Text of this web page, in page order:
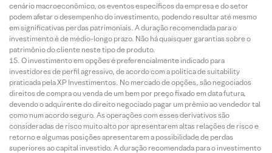
cenário macroeconômico, os eventos específicos da empresa e do setor
podem afetar o desempenho do investimento, podendo resultar até mesmo
em significativas perdas patrimoniais. A duração recomendada para o
investimento é de médio-longo prazo. Não há quaisquer garantias sobre o
patrimônio do cliente neste tipo de produto.
O investimento em opções é preferencialmente indicado para
investidores de perfil agressivo, de acordo com a política de suitability
praticada pela XP Investimentos. No mercado de opções, são negociados
direitos de compra ou venda de um bem por preço fixado em data futura,
devendo o adquirente do direito negociado pagar um prêmio ao vendedor tal
como num acordo seguro. As operações com esses derivativos são
consideradas de risco muito alto por apresentarem altas relações de risco e
retorno e algumas posições apresentarem a possibilidade de perdas
superiores ao capital investido. A duração recomendada para o investimento